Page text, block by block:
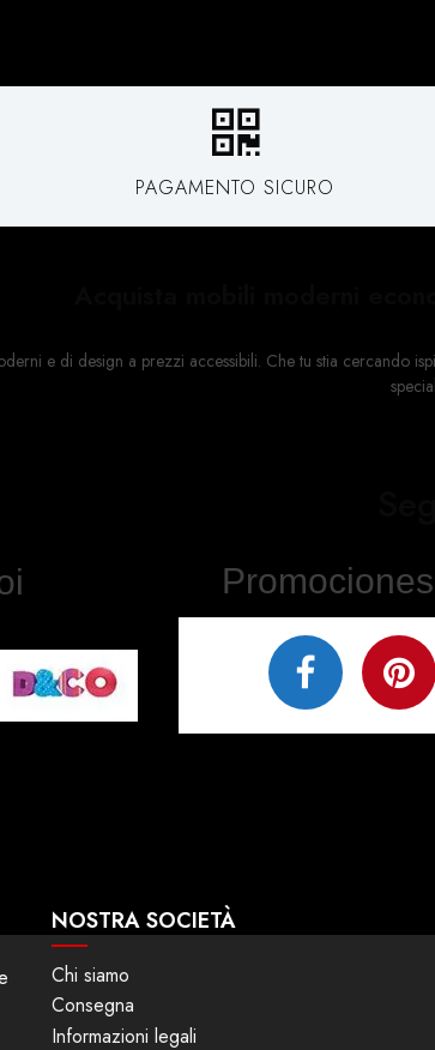
PAGAMENTO SICURO
e di design a prezzi accessibili. Che tu stia cercando
NOSTRA SOCIETÀ
Chi siamo
Consegna
Informazioni legali